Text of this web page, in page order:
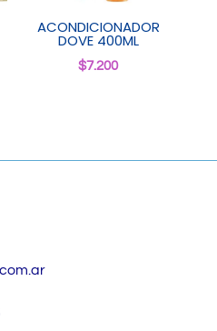
ACONDICIONADOR
DOVE 400ML
$7.200